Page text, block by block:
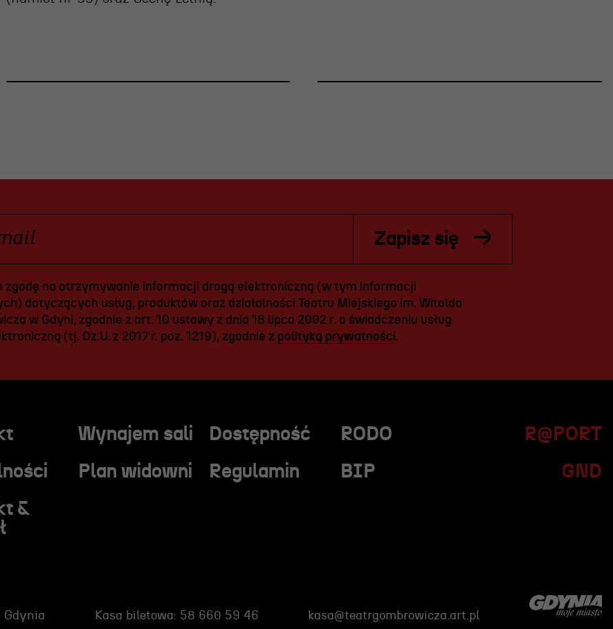
Zapisz się
zgodę na otrzymywanie informacji drogą elektroniczną (w tym informacji
dotyczących usług, produktów oraz działalności Teatru Miejskiego im. Witolda
w Gdyni, zgodnie z art. 10 ustawy z dnia 18 lipca 2002 r. o świadczeniu usług
(tj. Dz.U. z 2017 r. poz. 1219), zgodnie z polityką prywatności.
Wynajem sali Dostępność RODO
R@PORT
Plan widowni Regulamin BIP
GND
&
Gdynia Kasa biletowa: 58 660 59 46 kasa@teatrgombrowicza.art.pl